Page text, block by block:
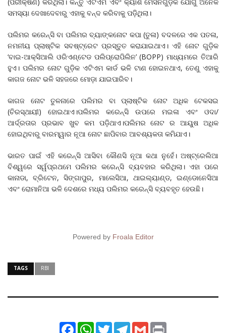
ସମସ୍ୟା ଦେଖାଦେବାରୁ ଏହାକୁ ବନ୍ଦ କରିବାକୁ ପଡ଼ିଥିଲା।
ପଲିମର କରେନ୍ସି ବା ପଲିମର ବ୍ୟାଙ୍କନୋଟ କପା (ତୁଳା) ବଦଳରେ ଏକ ପତଳା,
ନମନୀୟ ପ୍ଲାଷ୍ଟିକ ସବଷ୍ଟ୍ରେଟ ପ୍ରସ୍ତୁତ କରାଯାଇଥାଏ। ଏହି ନୋଟ ଗୁଡ଼ିକ
‘ବାଇ-ଆକ୍ସିଆଲି ଓରିଏଣ୍ଟେଡ ପଲିପ୍ରୋପିଲିନ’ (BOPP) ମାଧ୍ୟମରେ ତିଆରି
ହୁଏ। ପଲିମର ନୋଟ ଗୁଡ଼ିକ ଏଟିଏମ କାର୍ଡ ଭଳି ଟାଣ ହୋଇନଥାଏ, ତେଣୁ ଏହାକୁ
କାଗଜ ନୋଟ ଭଳି ସହଜରେ ମୋଡ଼ା ଯାଇପାରିବ।
କାଗଜ ନୋଟ ତୁଳନାରେ ପଲିମର ବା ପ୍ଲାଷ୍ଟିକ ନୋଟ ଅଧିକ ଟେକସଇ
(ଚିରସ୍ଥାୟୀ) ହୋଇଥାଏ।ପଲିମର କରେନ୍ସି ଉପରେ ମଇଳା ଏବଂ ଓଦା/
ଆର୍ଦ୍ରତାର ପ୍ରଭାବ ଖୁବ କମ ପଡ଼ିଥାଏ।ପଲିମର ନୋଟ ର ଆୟୁଷ ଅଧିକ
ହୋଇଥିବାରୁ ବାରମ୍ୱାର ନୂଆ ନୋଟ ଛାପିବାର ଆବଶ୍ୟକତା କମିଯାଏ।
ଭାରତ ପାଇଁ ଏହି କରେନ୍ସି ଆସିବା କୌଣସି ନୂଆ କଥା ନୁହେଁ। ଅଷ୍ଟ୍ରେଲିଆ
ବିଶ୍ୱରେ ସର୍ୱପ୍ରଥମେ ପଲିମର କରେନ୍ସି ବ୍ୟବହାର କରିଥିଲା। ଏହା ପରେ
କାନାଡା, ବ୍ରିଟେନ, ସିଙ୍ଗାପୁର, ମାଲେସିଆ, ଥାଇଲ୍ୟାଣ୍ଡ, ଇଣ୍ଡୋନେସିଆ
ଏବଂ ରୋମାନିଆ ଭଳି ଦେଶରେ ମଧ୍ୟ ପଲିମର କରେନ୍ସି ବ୍ୟବହୃତ ହେଉଛି।
Powered by Froala Editor
TAGS RBI
FacebookWhatsApp
TwitterTelegram
Gmail